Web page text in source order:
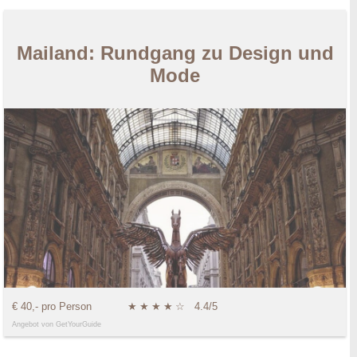
Mailand: Rundgang zu Design und
Mode
€ 40,- pro Person ★ ★ ★ ★ ☆ 4.4/5
Angebot von GetYourGuide